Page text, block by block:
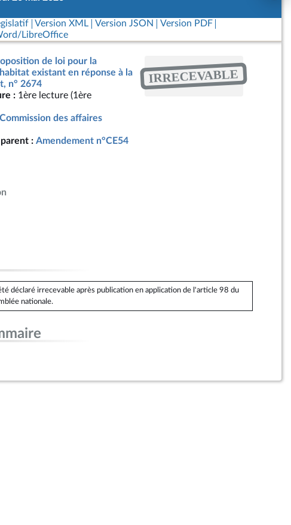
Version XML Version JSON
Version PDF
LibreOffice
de loi pour la
existant en réponse à la
n° 2674
: 1ère lecture (1ère
Commission des affaires
: Amendement n°CE54
IRRECEVABLE
déclaré irrecevable après publication en application de l'article 98 du
nationale.